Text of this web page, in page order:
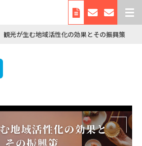
デジタルギフトとは
利用シーン・使い方
お役立ち資料
自治体向けサービス
観光が生む地域活性化の効果とその振興策